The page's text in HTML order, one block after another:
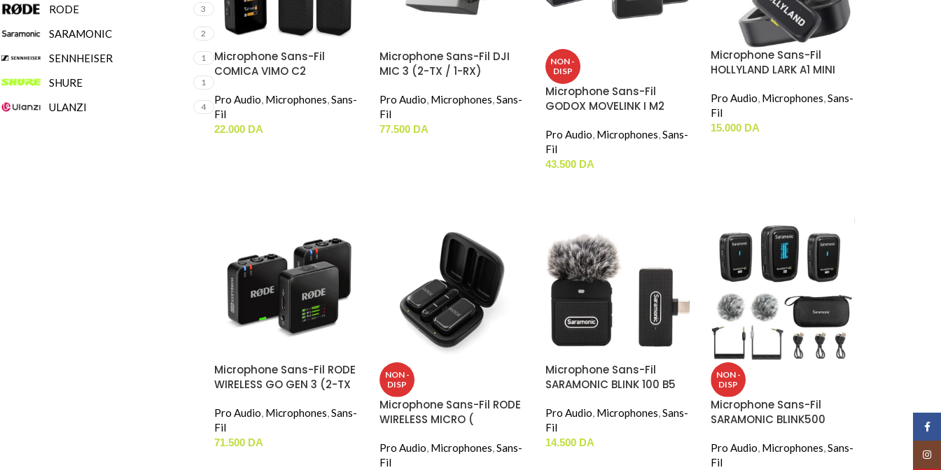
RODE 3
SARAMONIC 2
SENNHEISER 1
SHURE 1
ULANZI 4
Microphone Sans-Fil
COMICA VIMO C2
Pro Audio, Microphones,Sans-
Fil
22.000 DA
Microphone Sans-Fil DJI
MIC 3 (2-TX / 1-RX)
Pro Audio, Microphones,Sans-
Fil
77.500 DA
NON -
DISP
Microphone Sans-Fil
GODOX MOVELINK I M2
Pro Audio, Microphones,Sans-
Fil
43.500 DA
Microphone Sans-Fil
HOLLYLAND LARK A1 MINI
Pro Audio, Microphones,Sans-
Fil
15.000 DA
Microphone Sans-Fil RODE
WIRELESS GO GEN 3 (2-TX
Pro Audio Microphones Sans-
Fil
71.500 DA
NON -
DISP
Microphone Sans-Fil RODE
WIRELESS MICRO (
Pro Audio Microphones Sans-
Fil
Microphone Sans-Fil
SARAMONIC BLINK 100 B5
Pro Audio Microphones Sans-
Fil
14.500 DA
NON -
DISP
Microphone Sans-Fil
SARAMONIC BLINK500
Pro Audio Microphones Sans-
Fil